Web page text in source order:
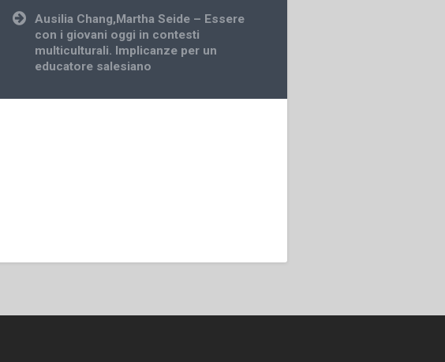
Ausilia Chang,Martha Seide – Essere
con i giovani oggi in contesti
multiculturali. Implicanze per un
educatore salesiano